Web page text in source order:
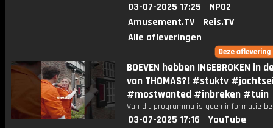
03-07-2025 17:25
NPO2
Amusement.TV
Reis.TV
Alle afleveringen
BOEVEN hebben INGEBROKEN in
van THOMAS?! #stuktv
#mostwanted #inbreken #tuin
Van dit programma is geen informatie
03-07-2025 17:16
YouTube